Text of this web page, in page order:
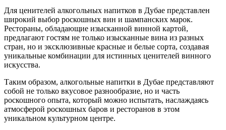
Для ценителей алкогольных напитков в Дубае представлен
широкий выбор роскошных вин и шампанских марок.
Рестораны, обладающие изысканной винной картой,
предлагают гостям не только изысканные вина из разных
стран, но и эксклюзивные красные и белые сорта, создавая
уникальные комбинации для истинных ценителей винного
искусства.
Таким образом, алкогольные напитки в Дубае представляют
собой не только вкусовое разнообразие, но и часть
роскошного опыта, который можно испытать, наслаждаясь
атмосферой роскошных баров и ресторанов в этом
уникальном культурном центре.